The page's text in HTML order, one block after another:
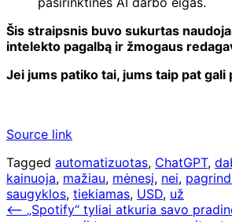
Šis straipsnis buvo sukurtas
intelekto pagalbą ir žmogaus
Jei jums patiko tai, jums taip pat gali
Source link
Tagged automatizuotas, ChatGPT,
kainuoja, mažiau, mėnesį, nei,
saugyklos, tiekiamas, USD, už
Navigacija
⟵ „Spotify“ tyliai atkuria savo